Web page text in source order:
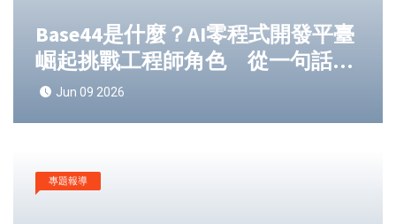
Base44是什麼？AI零程式開發平臺
崛起挑戰工程師角色 從一句話生
成App，正在改寫軟體開發產業規
Jun 09 2026
專題報導